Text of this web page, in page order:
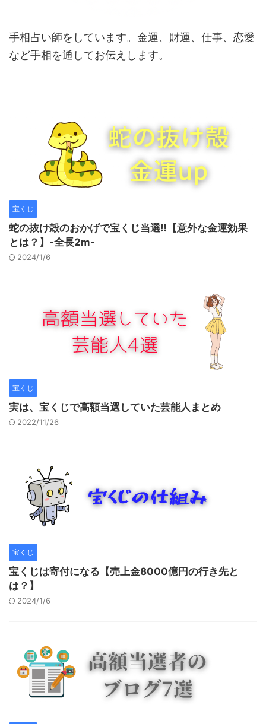
手相占い師をしています。金運、財運、仕事、恋愛
など手相を通してお伝えします。
宝くじ
蛇の抜け殻のおかげで宝くじ当選‼︎【意外な金運効果
とは？】-全長2m-
2024/1/6
宝くじ
実は、宝くじで高額当選していた芸能人まとめ
2022/11/26
宝くじ
宝くじは寄付になる【売上金8000億円の行き先と
は？】
2024/1/6